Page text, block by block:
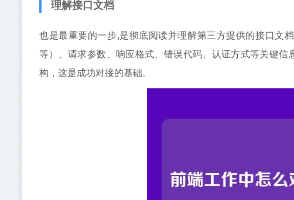
理解接口文档
也是最重要的一步,是彻底阅读并理解第三方提供的接口文
等）、请求参数、响应格式、错误代码、认证方式等关键
构，这是成功对接的基础。